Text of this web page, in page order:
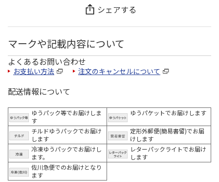
シェアする
マークや記載内容について
よくあるお問い合わせ
お支払い方法 注文のキャンセルについて
配送情報について
ゆうパック等でお届けしま
す
ゆうパケットでお届けします
チルドゆうパックでお届け
します
定形外郵便(簡易書留)でお届
けします
冷凍ゆうパックでお届けし
ます。
レターパックライトでお届け
します
佐川急便でのお届けとなり
ます